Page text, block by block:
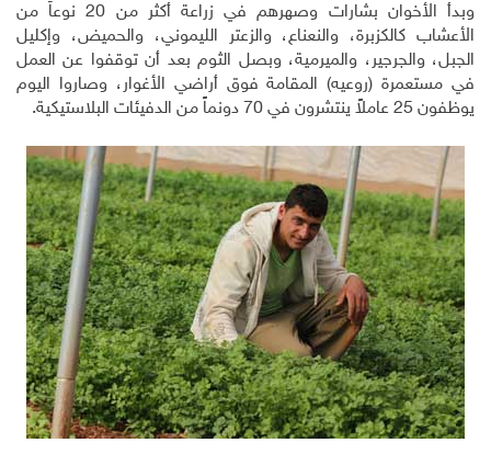
وبدأ الأخوان بشارات وصهرهم في زراعة أكثر من 20 نوعاً من
الأعشاب كالكزبرة، والنعناع، والزعتر الليموني، والحميض، وإكليل
الجبل، والجرجير، والميرمية، وبصل الثوم بعد أن توقفوا عن العمل
في مستعمرة (روعيه) المقامة فوق أراضي الأغوار، وصاروا اليوم
يوظفون 25 عاملاً ينتشرون في 70 دونماً من الدفيئات البلاستيكية.